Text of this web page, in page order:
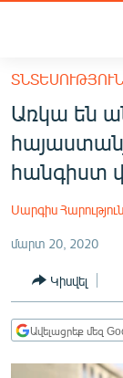
հիմնական
Անցնել
հիմնական
մենյուին
ՀԱՅԱՍՏԱՆ
ՔԱՂԱՔԱԿԱՆ
ՏՆՏԵՍՈՒԹՅՈՒՆ
ՂԱՐԱԲԱՂ
ՏՆՏԵՍՈՒԹՅՈՒՆ
Առկա են
հանգիստ
Սարգիս
մարտ 20, 2020
Կիսվել
Ավելացրեք մեզ